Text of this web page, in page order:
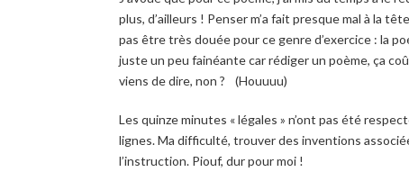
plus, d’ailleurs ! Penser m’a fait presque mal à la
pas être très douée pour ce genre d’exercice : la
juste un peu fainéante car rédiger un poème, ça
viens de dire, non ? (Houuuu)
Les quinze minutes « légales » n’ont pas été
lignes. Ma difficulté, trouver des inventions
l’instruction. Piouf, dur pour moi !